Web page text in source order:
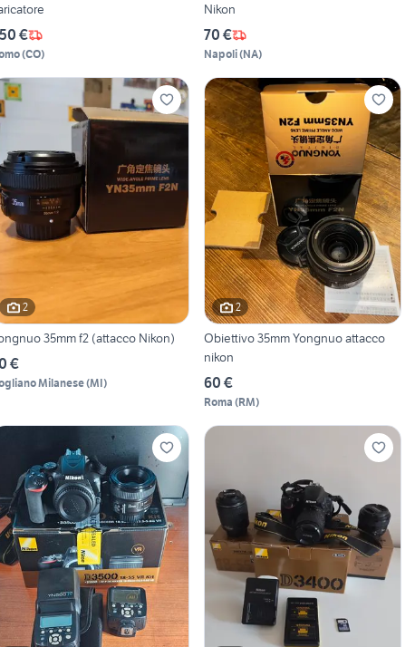
€
(CO)
Nikon
70 €
Napoli(NA)
2
35mm f2 (attacco Nikon)
€
Milanese(MI)
2
Obiettivo 35mm Yongnuo attacco
nikon
60 €
Roma (RM)